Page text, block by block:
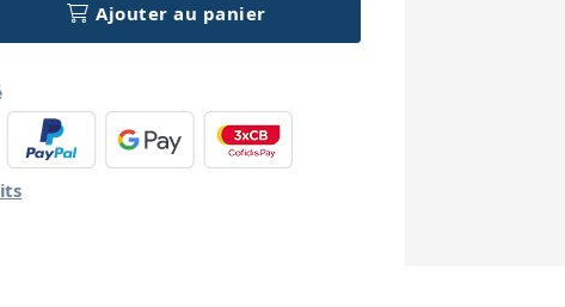
Ajouter au panier